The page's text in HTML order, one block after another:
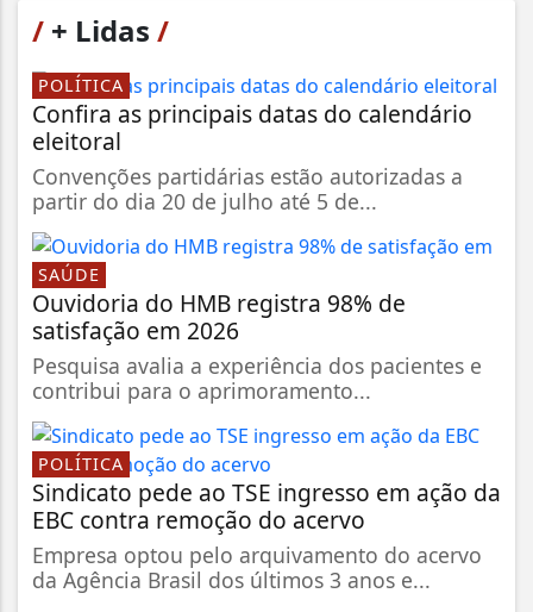
/ + Lidas /
POLÍTICA
Confira as principais datas do calendário
eleitoral
Convenções partidárias estão autorizadas a
partir do dia 20 de julho até 5 de...
SAÚDE
Ouvidoria do HMB registra 98% de
satisfação em 2026
Pesquisa avalia a experiência dos pacientes e
contribui para o aprimoramento...
POLÍTICA
Sindicato pede ao TSE ingresso em ação da
EBC contra remoção do acervo
Empresa optou pelo arquivamento do acervo
da Agência Brasil dos últimos 3 anos e...